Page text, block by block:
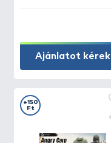
Ajánlatot kérek
+150
Ft